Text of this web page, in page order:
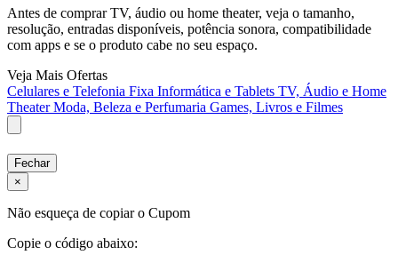
Antes de comprar TV, áudio ou home theater, veja o tamanho,
resolução, entradas disponíveis, potência sonora, compatibilidade
com apps e se o produto cabe no seu espaço.
Veja Mais Ofertas
Celulares e Telefonia Fixa Informática e Tablets TV, Áudio e Home
TheaterModa, Beleza e Perfumaria Games, Livros e Filmes
Fechar
×
Não esqueça de copiar o Cupom
Copie o código abaixo: